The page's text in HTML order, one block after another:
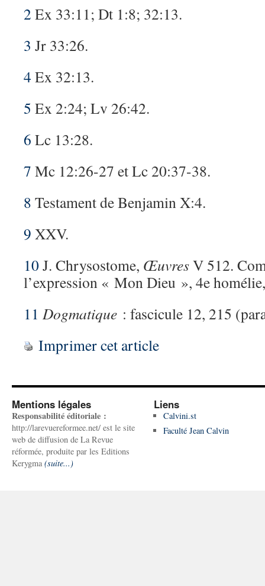
2 Ex 33:11; Dt 1:8; 32:13.
3 Jr 33:26.
4 Ex 32:13.
5 Ex 2:24; Lv 26:42.
6 Lc 13:28.
7 Mc 12:26-27 et Lc 20:37-38.
8 Testament de Benjamin X:4.
9 XXV.
10J. Chrysostome, ŒuvresV 512.
l’expression « Mon Dieu », 4e
11 Dogmatique : fascicule 12, 215
Imprimer cet article
Mentions légales
Responsabilité éditoriale :
http://larevuereformee.net/ est le site
web de diffusion de La Revue
réformée, produite par les Editions
Kerygma (suite...)
Liens
Calvini.st
Faculté Jean Calvin